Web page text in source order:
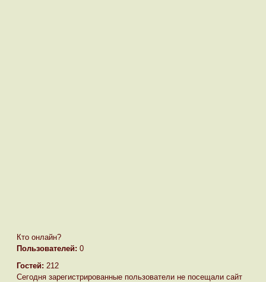
Кто онлайн?
Пользователей: 0
Гостей: 212
Сегодня зарегистрированные пользователи не посещали сайт